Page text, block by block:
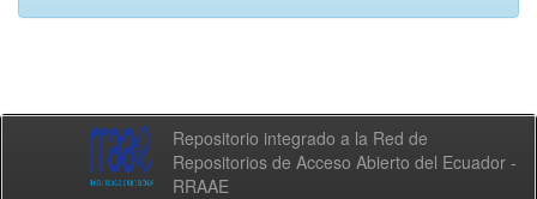
Repositorio integrado a la Red de
Repositorios de Acceso Abierto del Ecuador -
RRAAE